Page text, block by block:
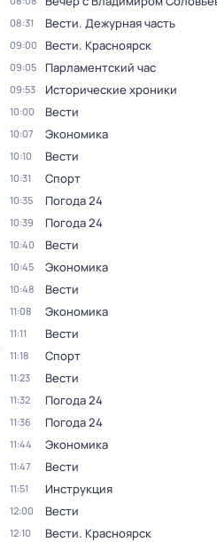
08:31 Вести. Дежурная часть
09:00 Вести. Красноярск
09:05 Парламентский час
09:53 Исторические хроники
10:00 Вести
10:07 Экономика
10:10 Вести
10:31 Спорт
10:35 Погода 24
10:39 Погода 24
10:40 Вести
10:45 Экономика
10:48 Вести
11:08 Экономика
11:11 Вести
11:18 Спорт
11:23 Вести
11:32 Погода 24
11:36 Погода 24
11:44 Экономика
11:47 Вести
11:51 Инструкция
12:00 Вести
12:10 Вести. Красноярск